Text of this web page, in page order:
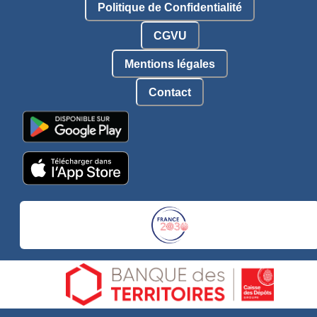
Politique de Confidentialité
CGVU
Mentions légales
Contact